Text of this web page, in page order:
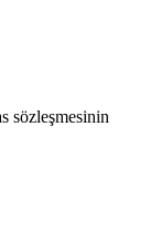
sözleşmesinin